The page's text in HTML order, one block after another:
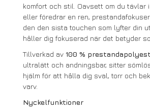
komfort och stil. Oavsett om du tävlar
eller föredrar en ren,
den den sista touchen som lyfter din
håller dig fokuserad när det betyder
Tillverkad av 100 %
ultralätt och andningsbar, sitter
hjälm för att hålla dig sval, torr och
varv.
Nyckelfunktioner